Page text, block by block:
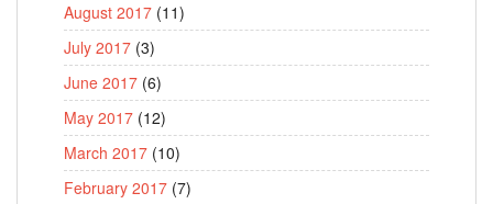
August 2017 (11)
July 2017 (3)
June 2017 (6)
May 2017 (12)
March 2017 (10)
February 2017 (7)